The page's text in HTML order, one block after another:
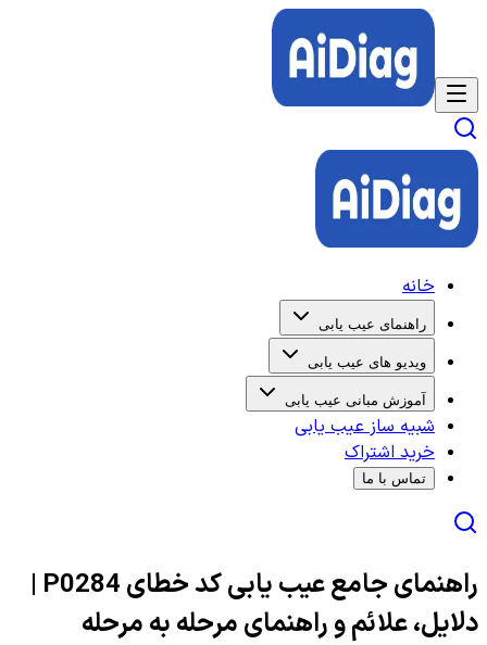
خانه
راهنمای عیب یابی
ویدیو های عیب یابی
آموزش مبانی عیب یابی
شبیه ساز عیب یابی
خرید اشتراک
تماس با ما
راهنمای جامع عیب یابی کد خطای P0284 |
دلایل، علائم و راهنمای مرحله به مرحله